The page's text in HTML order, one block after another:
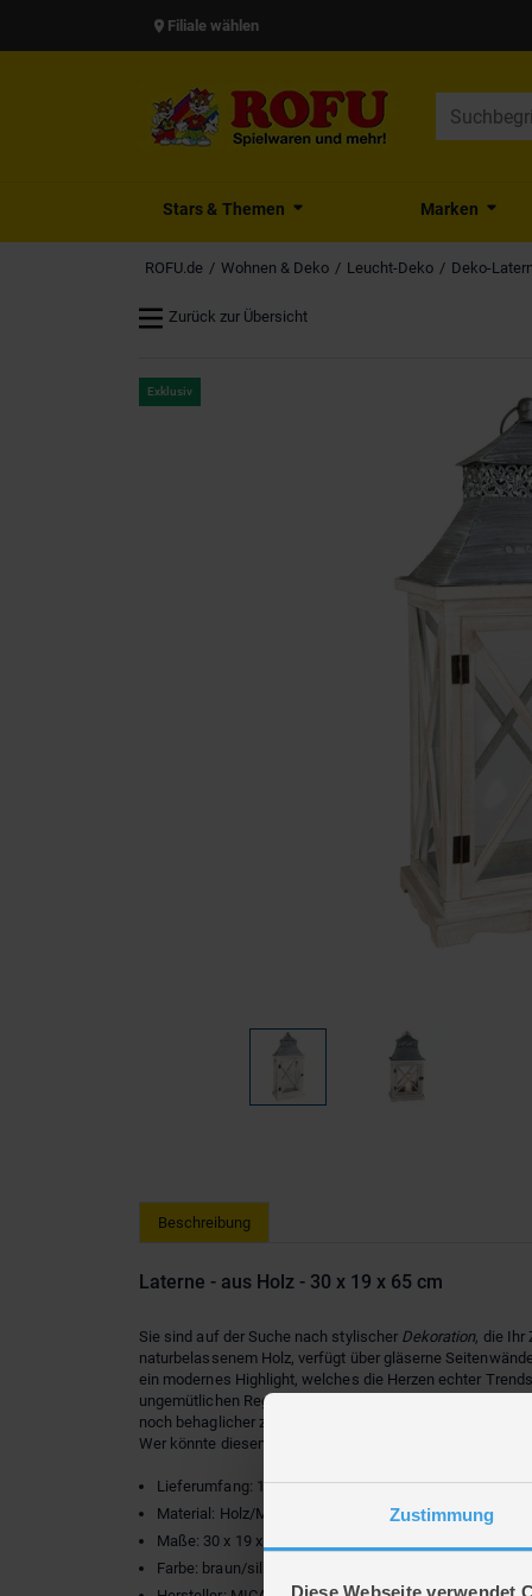
Zustimmung
Diese Webseite verwendet
Filiale wählen
Stars & Themen Marken
ROFU.de Wohnen & Deko Leucht-Deko Deko-
Zurück zur Übersicht
Exklusiv
Beschreibung
Laterne - aus Holz - 30 x 19 x 65 cm
Sie sind auf der Suche nach stylischer Dekoration, die Ihr
naturbelassenem Holz, verfügt über gläserne
ein modernes Highlight, welches die Herzen echter
ungemütlichen Regentagen mithilfe wohligem
noch behaglicher zu machen.
Wer könnte diesem Stück schon widerstehen?!
Lieferumfang: 1 Stück (ohne Kerze)
Material: Holz/Metall/Glas
Maße: 30 x 19 x 65 cm
Farbe: braun/silber